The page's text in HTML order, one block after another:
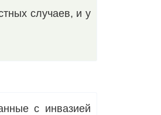
случаев, и у
с инвазией